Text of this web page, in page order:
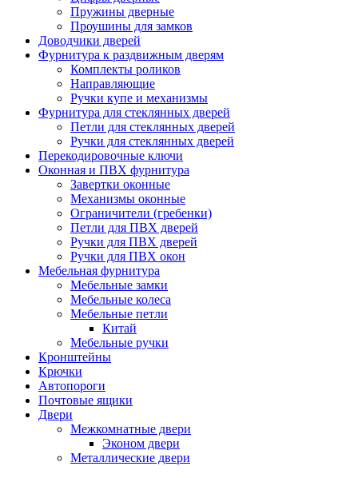
Пружины дверные
Проушины для замков
Доводчики дверей
Фурнитура к раздвижным дверям
Комплекты роликов
Направляющие
Ручки купе и механизмы
Фурнитура для стеклянных дверей
Петли для стеклянных дверей
Ручки для стеклянных дверей
Перекодировочные ключи
Оконная и ПВХ фурнитура
Завертки оконные
Механизмы оконные
Ограничители (гребенки)
Петли для ПВХ дверей
Ручки для ПВХ дверей
Ручки для ПВХ окон
Мебельная фурнитура
Мебельные замки
Мебельные колеса
Мебельные петли
Китай
Мебельные ручки
Кронштейны
Крючки
Автопороги
Почтовые ящики
Двери
Межкомнатные двери
Эконом двери
Металлические двери